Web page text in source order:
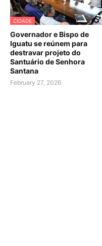
CIDADE
Governador e Bispo de
Iguatu se reúnem para
destravar projeto do
Santuário de Senhora
Santana
February 27, 2026